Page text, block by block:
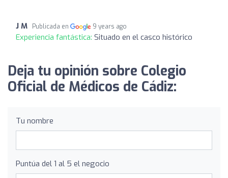
J M Publicada en 9 years ago
Experiencia fantástica: Situado en el casco histórico
Deja tu opinión sobre Colegio
Oficial de Médicos de Cádiz:
Tu nombre
Puntúa del 1 al 5 el negocio